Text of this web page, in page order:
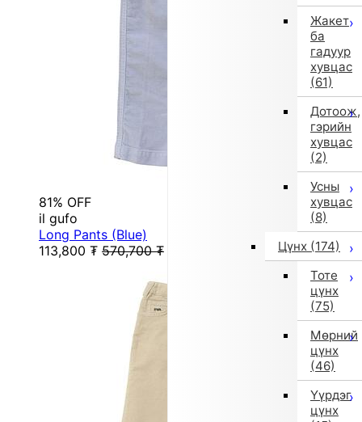
Жакет
ба
гадуур
хувцас
(61)
Дотоож,
гэрийн
хувцас
(2)
Усны
хувцас
(8)
Цүнх (174)
Тоте
цүнх
(75)
Мөрний
цүнх
(46)
Үүрдэг
цүнх
81% OFF
il gufo
Long Pants (Blue)
113,800 ₮ 570,700 ₮